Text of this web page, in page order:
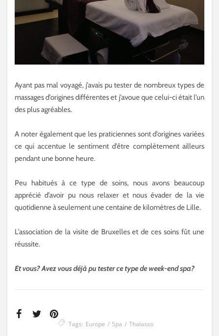
Ayant pas mal voyagé, j’avais pu tester de nombreux types de
massages d’origines différentes et j’avoue que celui-ci était l’un
des plus agréables.
A noter également que les praticiennes sont d’origines variées
ce qui accentue le sentiment d’être complètement ailleurs
pendant une bonne heure.
Peu habitués à ce type de soins, nous avons beaucoup
apprécié d’avoir pu nous relaxer et nous évader de la vie
quotidienne à seulement une centaine de kilomètres de Lille.
L’association de la visite de Bruxelles et de ces soins fût une
réussite.
Et vous? Avez vous déjà pu tester ce type de week-end spa?
Tags: Europe Spa Thalasso